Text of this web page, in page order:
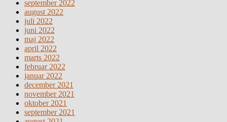
september 2022
august 2022
juli 2022
juni 2022
maj 2022
april 2022
marts 2022
februar 2022
januar 2022
december 2021
november 2021
oktober 2021
september 2021